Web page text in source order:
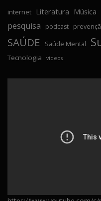
internet Literatura Música
pesquisa podcast
SAÚDE Saúde Mental
Tecnologia vídeos